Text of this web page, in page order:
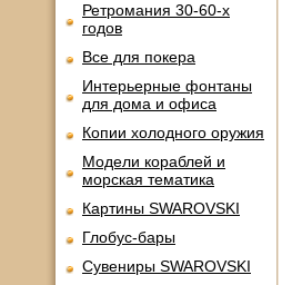
Ретромания 30-60-х
годов
Все для покера
Интерьерные фонтаны
для дома и офиса
Копии холодного оружия
Модели кораблей и
морская тематика
Картины SWAROVSKI
Глобус-бары
Сувениры SWAROVSKI